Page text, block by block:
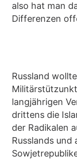
also hat man
Differenzen
Russland
langjährigen
drittens die
der Radikalen
Russlands und